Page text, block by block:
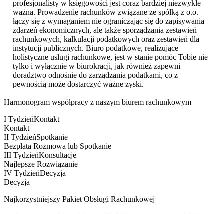
profesjonalisty w księgowości jest coraz bardziej niezwykle
ważna. Prowadzenie rachunków związane ze spółką z o.o.
łączy się z wymaganiem nie ograniczając się do zapisywania
zdarzeń ekonomicznych, ale także sporządzania zestawień
rachunkowych, kalkulacji podatkowych oraz zestawień dla
instytucji publicznych. Biuro podatkowe, realizujące
holistyczne usługi rachunkowe, jest w stanie pomóc Tobie nie
tylko i wyłącznie w biurokracji, jak również zapewni
doradztwo odnośnie do zarządzania podatkami, co z
pewnością może dostarczyć ważne zyski.
Harmonogram współpracy z naszym biurem rachunkowym
I TydzieńKontakt
Kontakt
II TydzieńSpotkanie
Bezpłata Rozmowa lub Spotkanie
III TydzieńKonsultacje
Najlepsze Rozwiązanie
IV TydzieńDecyzja
Decyzja
Najkorzystniejszy Pakiet Obsługi Rachunkowej